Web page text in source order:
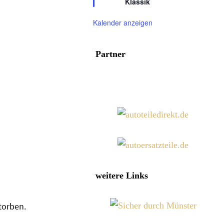
Kalender anzeigen
Partner
weitere Links